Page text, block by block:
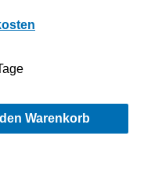
den Warenkorb